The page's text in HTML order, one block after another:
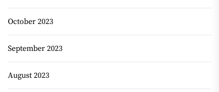
October 2023
September 2023
August 2023